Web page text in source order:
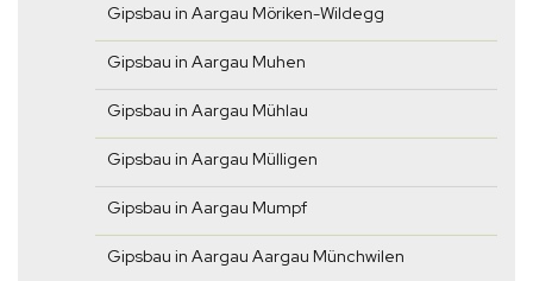
Gipsbau in Aargau Möriken-Wildegg
Gipsbau in Aargau Muhen
Gipsbau in Aargau Mühlau
Gipsbau in Aargau Mülligen
Gipsbau in Aargau Mumpf
Gipsbau in Aargau Aargau Münchwilen